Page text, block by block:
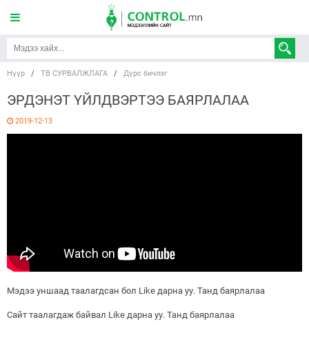
Нүүр / ТВ СУРВАЛЖЛАГА / Дүрс бичлэг
ЭРДЭНЭТ ҮЙЛДВЭРТЭЭ БАЯРЛАЛАА
2019-12-13
Мэдээ уншаад таалагдсан бол Like дарна уу. Танд баярлалаа
Сайт таалагдаж байвал Like дарна уу. Танд баярлалаа